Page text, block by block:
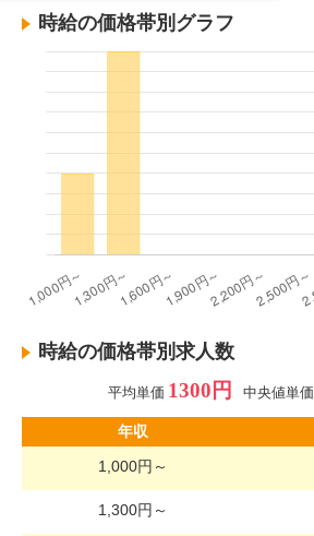
時給の価格帯別グラフ
時給の価格帯別求人数
平均単価 1300円 中央値単価
年収
1,000円～
1,300円～